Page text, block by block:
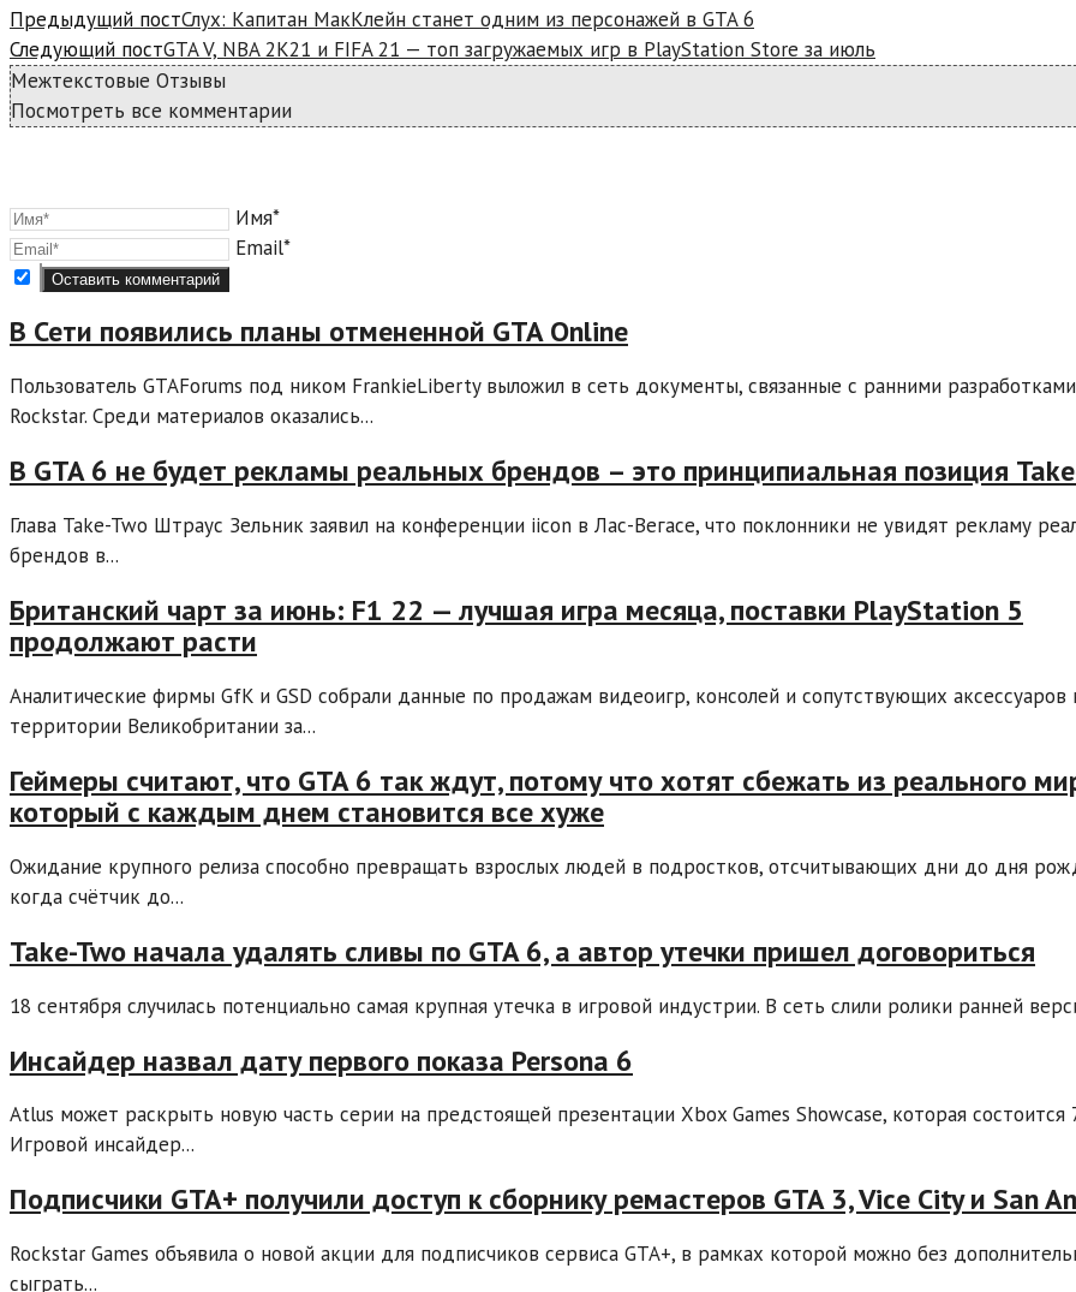
Предыдущий постСлух: Капитан МакКлейн станет одним из персонажей в GTA 6
Следующий постGTA V, NBA 2K21 и FIFA 21 — топ загружаемых игр в PlayStation Store за июль
Межтекстовые Отзывы
Посмотреть все комментарии
Имя*
Email*
В Сети появились планы отмененной GTA Online
Пользователь GTAForums под ником FrankieLiberty выложил в сеть документы, связанные с ранними
Rockstar. Среди материалов оказались...
В GTA 6 не будет рекламы реальных брендов – это принципиальная позиция
Глава Take-Two Штраус Зельник заявил на конференции iicon в Лас-Вегасе, что поклонники не увидят рекламу
брендов в...
Британский чарт за июнь: F1 22 — лучшая игра месяца, поставки PlayStation 5
продолжают расти
Аналитические фирмы GfK и GSD собрали данные по продажам видеоигр, консолей и сопутствующих аксессуаров
территории Великобритании за...
Геймеры считают, что GTA 6 так ждут, потому что хотят сбежать из реального
который с каждым днем становится все хуже
Ожидание крупного релиза способно превращать взрослых людей в подростков, отсчитывающих дни до дня
когда счётчик до...
Take-Two начала удалять сливы по GTA 6, а автор утечки пришел договориться
18 сентября случилась потенциально самая крупная утечка в игровой индустрии. В сеть слили ролики ранней
Инсайдер назвал дату первого показа Persona 6
Atlus может раскрыть новую часть серии на предстоящей презентации Xbox Games Showcase, которая состоится
Игровой инсайдер...
Подписчики GTA+ получили доступ к сборнику ремастеров GTA 3, Vice City и San
Rockstar Games объявила о новой акции для подписчиков сервиса GTA+, в рамках которой можно без
сыграть...